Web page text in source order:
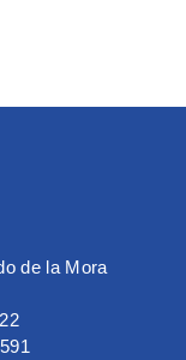
de la Mora